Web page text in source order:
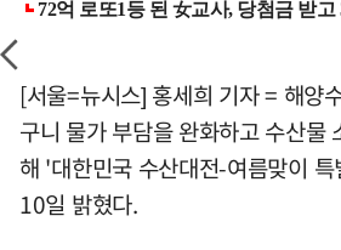
[서울=뉴시스] 홍세희 기자 = 해양
구니 물가 부담을 완화하고 수산물
해 '대한민국 수산대전-여름맞이
10일 밝혔다.